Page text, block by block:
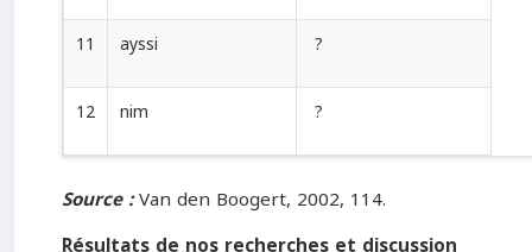
11 ayssi ?
12 nim ?
Source :Van den Boogert, 2002, 114.